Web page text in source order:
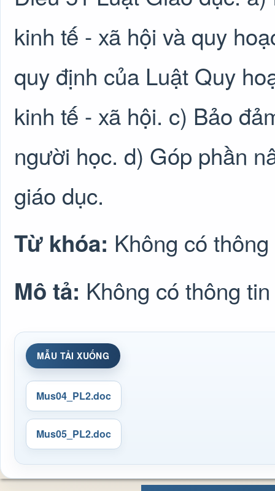
kinh tế - xã hội và quy
quy định của Luật Quy
kinh tế - xã hội. c) Bảo
người học. d) Góp phần
giáo dục.
Từ khóa: Không có
Mô tả: Không có thông tin
MẪU TẢI XUỐNG
Mus04_PL2.doc
Mus05_PL2.doc